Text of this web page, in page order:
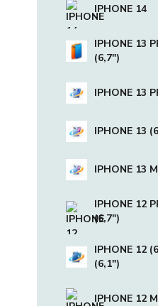
IPHONE 14
IPHONE 13
(6,7")
IPHONE 13
IPHONE 13
IPHONE 13
IPHONE 12
(6,7")
IPHONE 12
(6,1")
IPHONE 12